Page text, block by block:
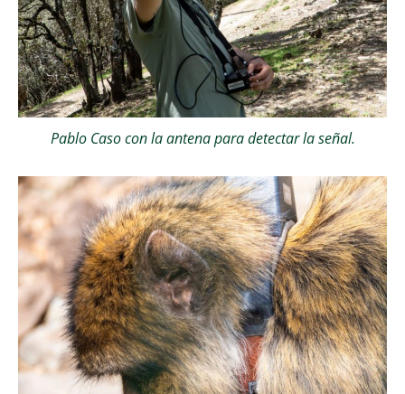
Pablo Caso con la antena para detectar la señal.